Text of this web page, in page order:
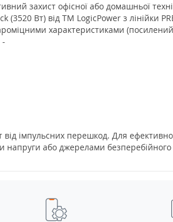
захист офісної або домашньої
Вт) від ТМ LogicPower з лінійки
характеристиками
-
імпульсних перешкод. Для
напруги або джерелами